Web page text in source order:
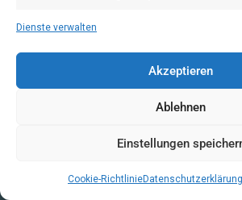
Dienste verwalten
Akzeptieren
Ablehnen
Einstellungen
Cookie-RichtlinieDatenschutzerklärung
Bundestages